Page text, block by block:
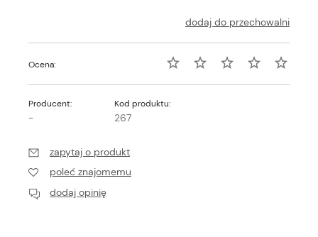
dodaj do przechowalni
Ocena:
Producent:
-
Kod produktu:
267
zapytaj o produkt
poleć znajomemu
dodaj opinię